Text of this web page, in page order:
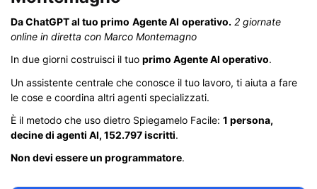
Da ChatGPT al tuo primo Agente AI operativo. 2 giornate
online in diretta con Marco Montemagno
In due giorni costruisci il tuo primo Agente AI operativo.
Un assistente centrale che conosce il tuo lavoro, ti aiuta a fare
le cose e coordina altri agenti specializzati.
È il metodo che uso dietro Spiegamelo Facile: 1 persona,
decine di agenti AI, 152.797 iscritti.
Non devi essere un programmatore.